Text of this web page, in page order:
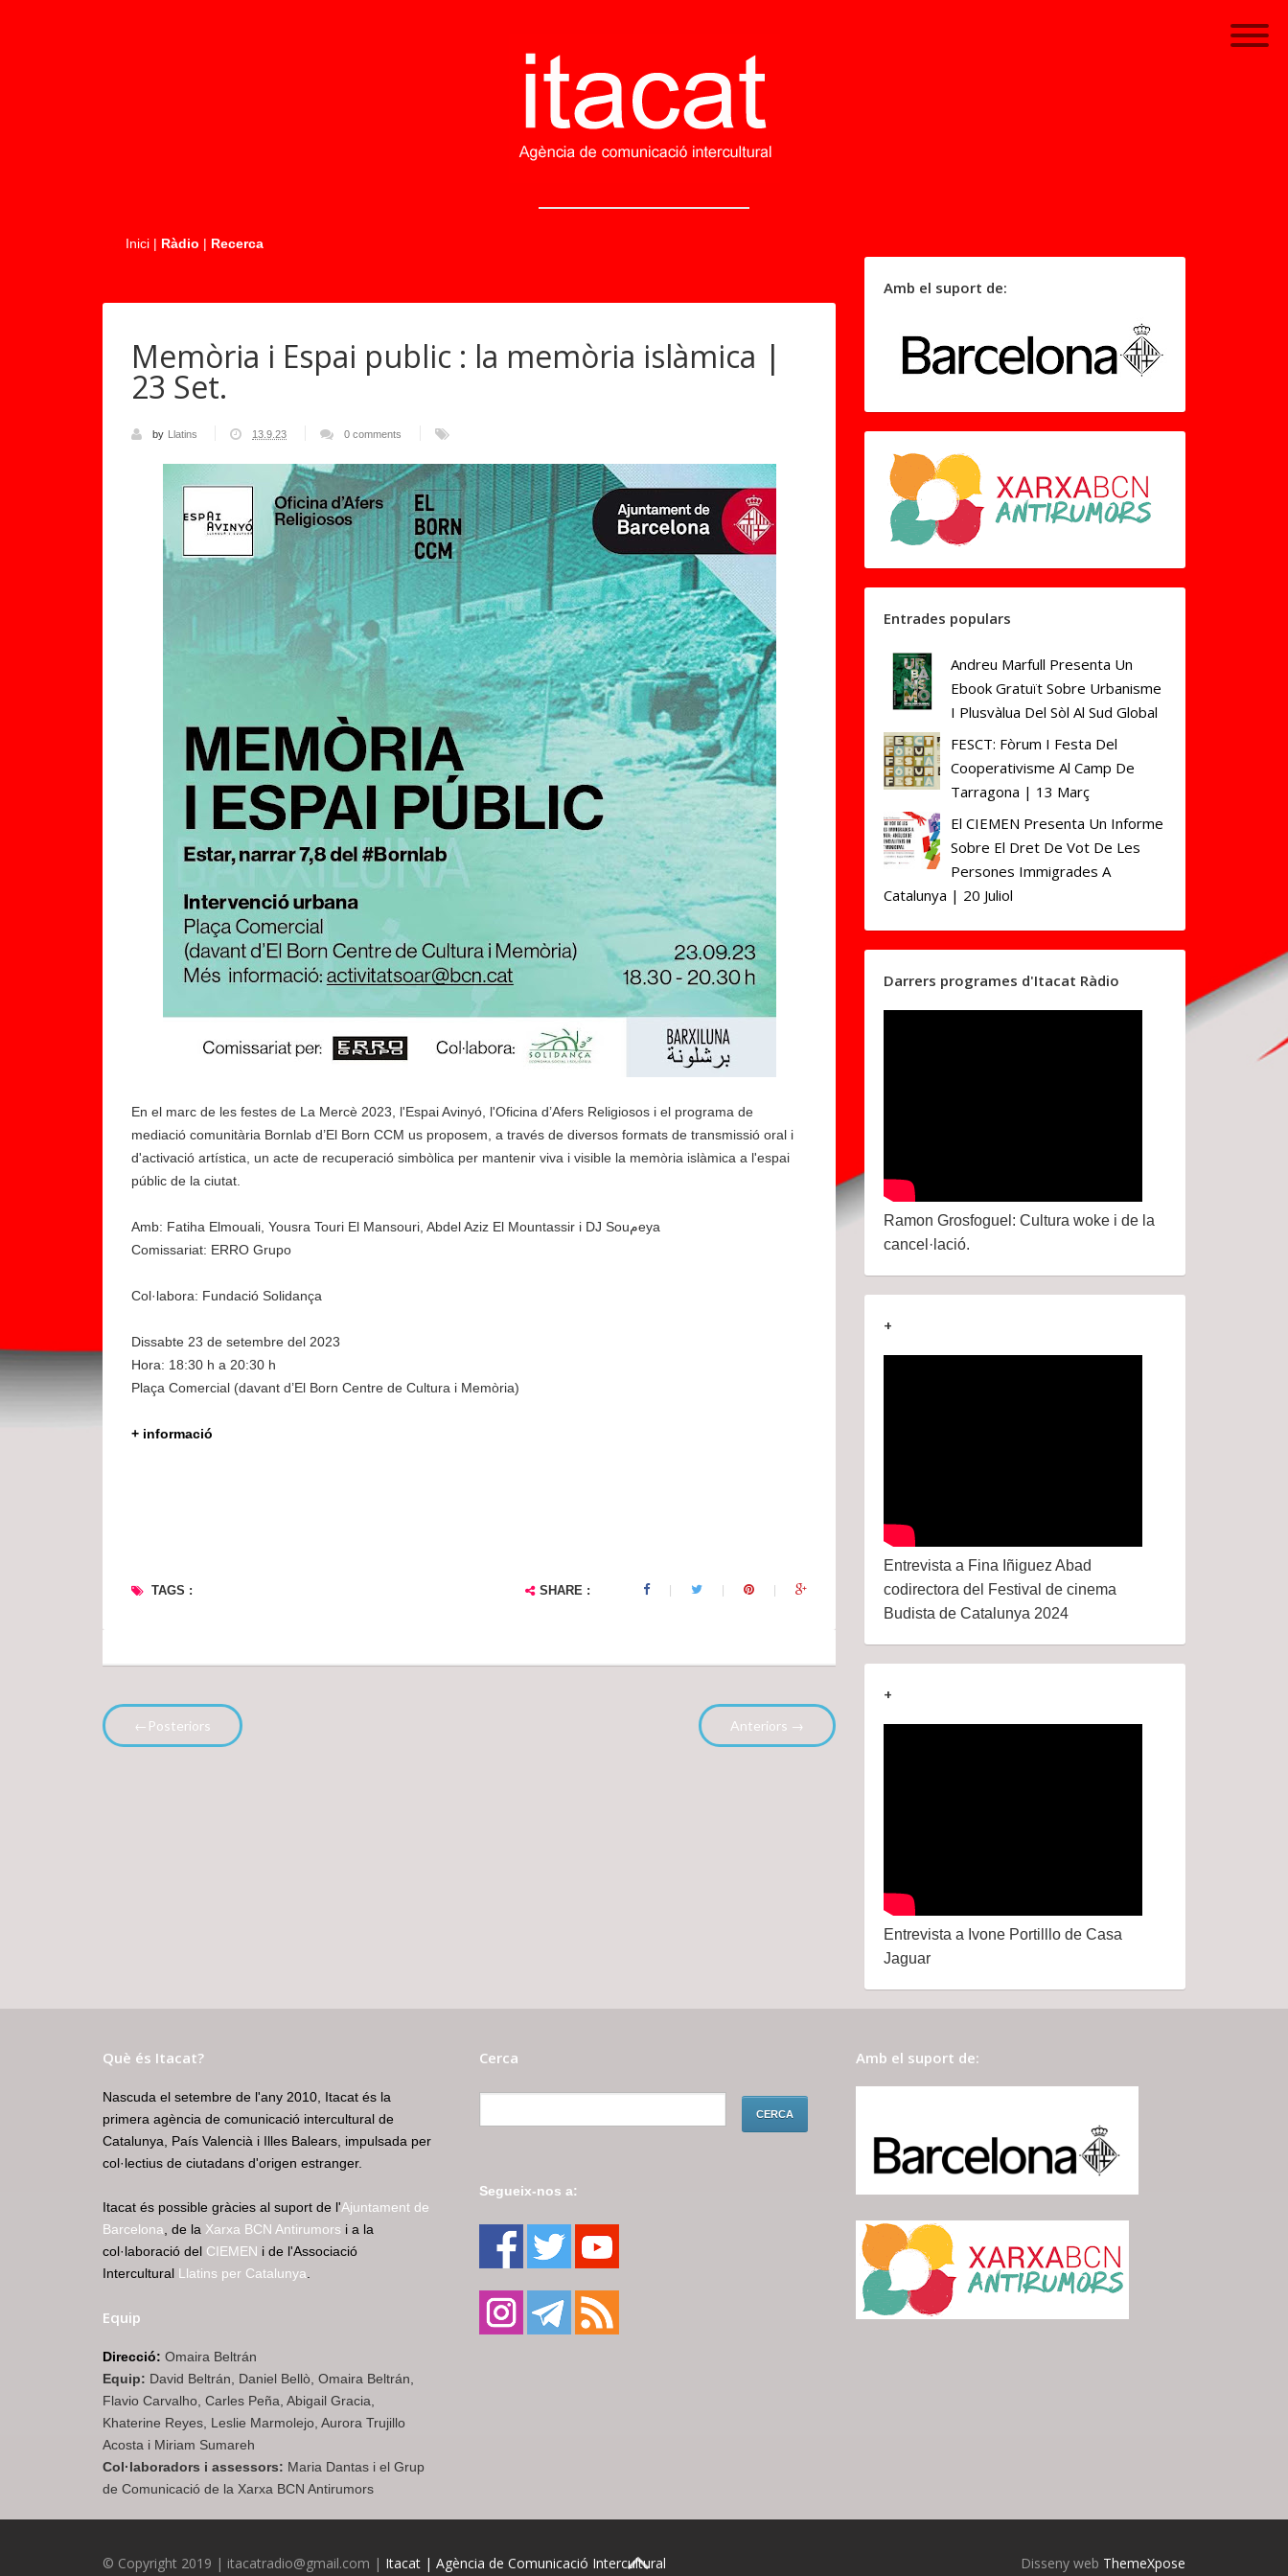
Inici | Ràdio | Recerca
Memòria i Espai public : la memòria islàmica |
23 Set.
by Llatins 13.9.23 0 comments
En el marc de les festes de La Mercè 2023, l'Espai Avinyó, l'Oficina d’Afers Religiosos i el programa de
mediació comunitària Bornlab d’El Born CCM us proposem, a través de diversos formats de transmissió oral i
d'activació artística, un acte de recuperació simbòlica per mantenir viva i visible la memòria islàmica a l'espai
públic de la ciutat.
Amb: Fatiha Elmouali, Yousra Touri El Mansouri, Abdel Aziz El Mountassir i DJ Souمeya
Comissariat: ERRO Grupo
Col·labora: Fundació Solidança
Dissabte 23 de setembre del 2023
Hora: 18:30 h a 20:30 h
Plaça Comercial (davant d’El Born Centre de Cultura i Memòria)
+ informació
TAGS : SHARE :
←Posteriors Anteriors →
Amb el suport de:
Entrades populars
Andreu Marfull Presenta Un
Ebook Gratuït Sobre Urbanisme
I Plusvàlua Del Sòl Al Sud Global
FESCT: Fòrum I Festa Del
Cooperativisme Al Camp De
Tarragona | 13 Març
El CIEMEN Presenta Un Informe
Sobre El Dret De Vot De Les
Persones Immigrades A
Catalunya | 20 Juliol
Darrers programes d'Itacat Ràdio
Ramon Grosfoguel: Cultura woke i de la
cancel·lació.
+
Entrevista a Fina Iñiguez Abad
codirectora del Festival de cinema
Budista de Catalunya 2024
+
Entrevista a Ivone Portilllo de Casa
Jaguar
Què és Itacat?
Nascuda el setembre de l'any 2010, Itacat és la
primera agència de comunicació intercultural de
Catalunya, País Valencià i Illes Balears, impulsada per
col·lectius de ciutadans d'origen estranger.
Itacat és possible gràcies al suport de l'Ajuntament de
Barcelona , de la Xarxa BCN Antirumors i a la
col·laboració del CIEMEN i de l'Associació
Intercultural Llatins per Catalunya
Equip
Direcció: Omaira Beltrán
Equip: David Beltrán, Daniel Bellò, Omaira Beltrán,
Flavio Carvalho, Carles Peña, Abigail Gracia,
Khaterine Reyes, Leslie Marmolejo, Aurora Trujillo
Acosta i Miriam Sumareh
Col·laboradors i assessors: Maria Dantas i el Grup
de Comunicació de la Xarxa BCN Antirumors
Cerca
Segueix-nos a:
Amb el suport de:
© Copyright 2019 | itacatradio@gmail.com | Itacat | Agència de Comunicació Intercultural Disseny web ThemeXpose
BACK TO TOP